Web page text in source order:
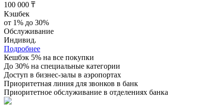
100 000 ₸
Кэшбек
от 1% до 30%
Обслуживание
Индивид.
Подробнее
Кешбэк 5% на все покупки
До 30% на специальные категории
Доступ в бизнес-залы в аэропортах
Приоритетная линия для звонков в банк
Приоритетное обслуживание в отделениях банка